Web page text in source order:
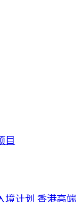
目
境计划 香港高端